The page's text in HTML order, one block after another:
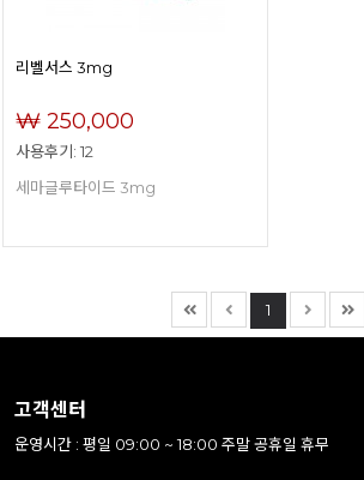
리벨서스 3mg
₩ 250,000
사용후기: 12
세마글루타이드 3mg
1
고객센터
운영시간 : 평일 09:00 ~ 18:00 주말 공휴일 휴무